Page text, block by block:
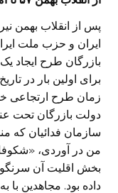
پس از انقلاب بهمن
ایران و حزب ملت
بازرگان طرح ایجاد
برای اولین بار در
زمان طرح ارتجاعی
دولت بازرگان تحت
سازمان فدائیان که
من در آوردی،
بخش اقلیت آن
داده بود. مجاهدین با